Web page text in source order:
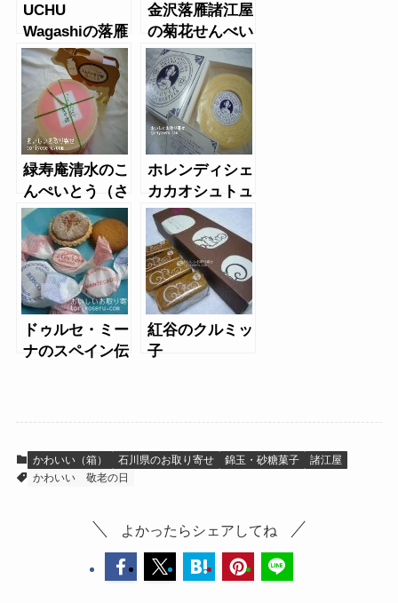
UCHU
Wagashiの落雁
いろいろ
金沢落雁諸江屋
の菊花せんべい
緑寿庵清水のこ
んぺいとう（さ
くらんぼ&ミル
ク）
ホレンディシェ
カカオシュトュ
ーベ
ドゥルセ・ミー
ナのスペイン伝
紅谷のクルミッ
子
かわいい（箱） 石川県のお取り寄せ 錦玉・砂糖菓子
諸江屋
かわいい
敬老の日
よかったらシェアしてね